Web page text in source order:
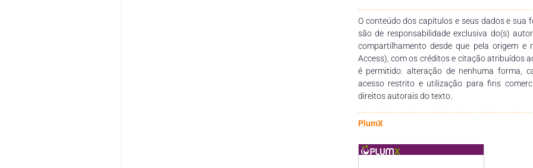
longa e lenta trajetória para eliminação
atividades de rastreamento veem se
tratamento precoce da hanseníase com
casos multibacilares.
O conteúdo dos capítulos e seus dados e sua
são de responsabilidade exclusiva do(s)
compartilhamento desde que pela origem e
Access), com os créditos e citação atribuídos
é permitido: alteração de nenhuma forma,
acesso restrito e utilização para fins
direitos autorais do texto.
PlumX